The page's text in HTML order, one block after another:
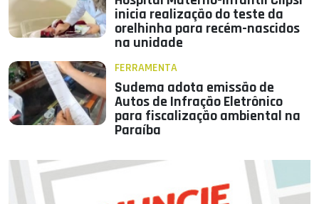
inicia realização do teste da
orelhinha para recém-nascidos
na unidade
FERRAMENTA
Sudema adota emissão de
Autos de Infração Eletrônico
para fiscalização ambiental na
Paraíba